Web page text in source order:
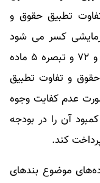
تطبیق حقوق و
کسر می شود
منحصر است به وجوه مذکور در مواد ۷۱ و ۷۲ و تبصره ۵ ماده
حقوق و تفاوت تطبیق
عدم کفایت وجوه
آن را در بودجه
کند.
۱۳۹۴)- فوق‌العاده‌هاﻯ موضوع بندهاﻯ